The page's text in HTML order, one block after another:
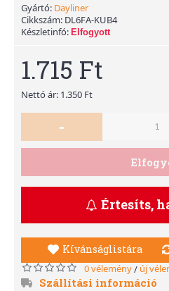
Gyártó: Dayliner
Cikkszám: DL6FA-KUB4
Készletinfó: Elfogyott
1.715 Ft
Nettó ár: 1.350 Ft
-
Értesíts,
Kívánságlistára
0 vélemény/ új
Szállítási információ